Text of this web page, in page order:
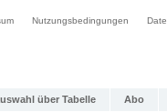
Nutzungsbedingungen
über Tabelle Abo